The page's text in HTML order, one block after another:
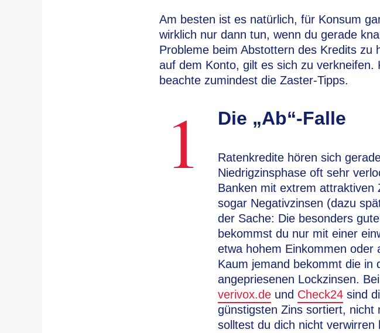
Am besten ist es natürlich, für Konsum
wirklich nur dann tun, wenn du gerade
Probleme beim Abstottern des Kredits zu
auf dem Konto, gilt es sich zu
beachte zumindest die Zaster-Tipps.
1 Die „Ab“-Falle
Ratenkredite hören sich
Niedrigzinsphase oft sehr
Banken mit extrem attraktiven
sogar Negativzinsen (dazu
der Sache: Die besonders
bekommst du nur mit einer
etwa hohem Einkommen oder
Kaum jemand bekommt die in
angepriesenen Lockzinsen.
verivox.de und Check24 sind
günstigsten Zins sortiert, nicht
solltest du dich nicht verwirren